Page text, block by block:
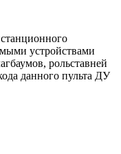
устройствами
рольставней
данного пульта ДУ